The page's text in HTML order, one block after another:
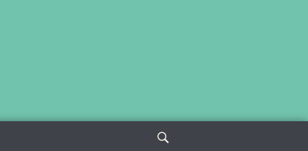
Sök
efter: